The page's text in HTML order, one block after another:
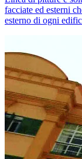
facciate ed esterni
esterno di ogni